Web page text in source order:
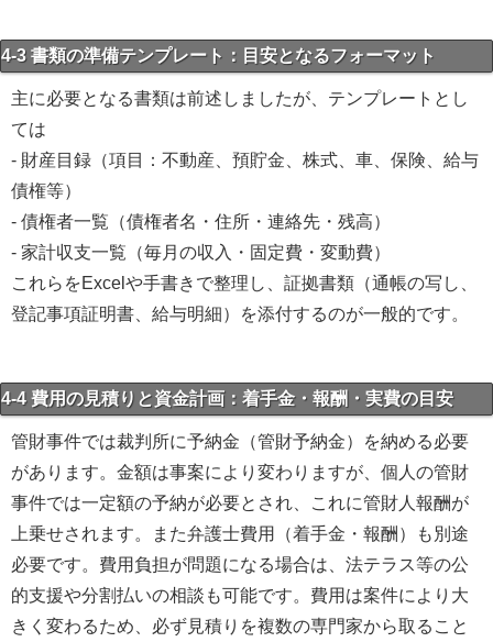
4-3 書類の準備テンプレート：目安となるフォーマット
主に必要となる書類は前述しましたが、テンプレートとし
ては
- 財産目録（項目：不動産、預貯金、株式、車、保険、給与
債権等）
- 債権者一覧（債権者名・住所・連絡先・残高）
- 家計収支一覧（毎月の収入・固定費・変動費）
これらをExcelや手書きで整理し、証拠書類（通帳の写し、
登記事項証明書、給与明細）を添付するのが一般的です。
4-4 費用の見積りと資金計画：着手金・報酬・実費の目安
管財事件では裁判所に予納金（管財予納金）を納める必要
があります。金額は事案により変わりますが、個人の管財
事件では一定額の予納が必要とされ、これに管財人報酬が
上乗せされます。また弁護士費用（着手金・報酬）も別途
必要です。費用負担が問題になる場合は、法テラス等の公
的支援や分割払いの相談も可能です。費用は案件により大
きく変わるため、必ず見積りを複数の専門家から取ること